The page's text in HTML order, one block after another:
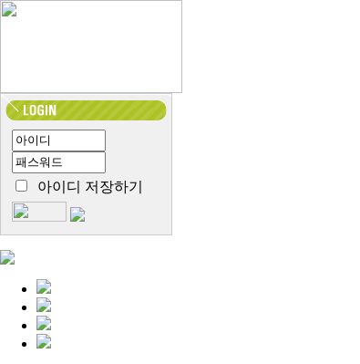
아이디 저장하기